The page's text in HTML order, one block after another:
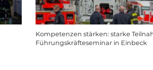
Kompetenzen stärken: starke
Führungskräfteseminar in Einbeck